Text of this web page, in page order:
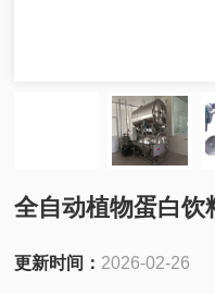
全自动植物蛋白饮
更新时间： 2026-02-26